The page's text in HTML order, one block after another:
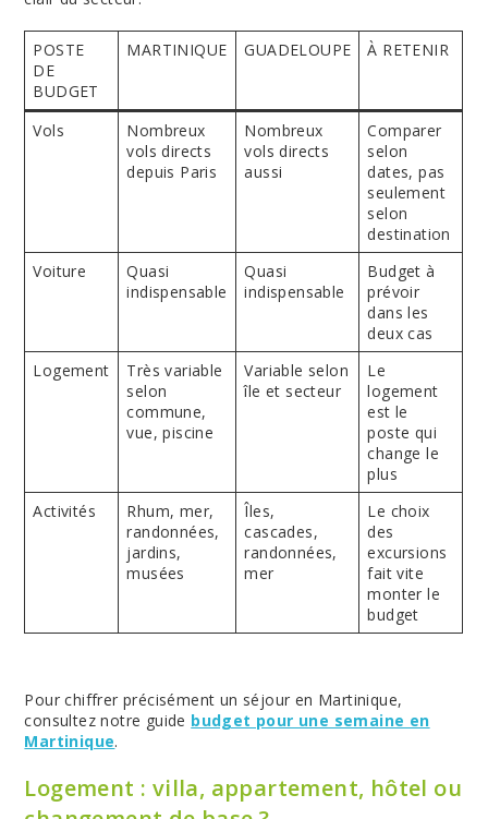
POSTE
DE
BUDGET
MARTINIQUE GUADELOUPE À RETENIR
Vols
Nombreux
vols directs
depuis Paris
Nombreux
vols directs
aussi
Comparer
selon
dates, pas
seulement
selon
destination
Voiture
Quasi
indispensable
Quasi
indispensable
Budget à
prévoir
dans les
deux cas
Logement
Très variable
selon
commune,
vue, piscine
Variable selon
île et secteur
Le
logement
est le
poste qui
change le
plus
Activités
Rhum, mer,
randonnées,
jardins,
musées
Îles,
cascades,
randonnées,
mer
Le choix
des
excursions
fait vite
monter le
budget
Pour chiffrer précisément un séjour en Martinique,
consultez notre guide budget pour une semaine en
Martinique.
Logement : villa, appartement, hôtel ou